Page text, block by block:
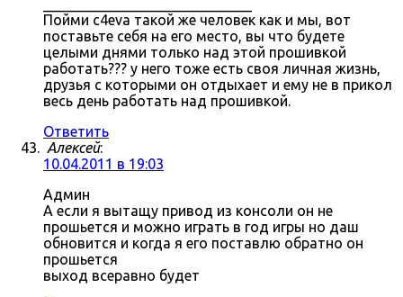
Пойми c4eva такой же человек как и мы, вот
поставьте себя на его место, вы что будете
целыми днями только над этой прошивкой
работать??? у него тоже есть своя личная жизнь,
друзья с которыми он отдыхает и ему не в прикол
весь день работать над прошивкой.
Ответить
Алексей:
10.04.2011 в 19:03
Админ
А если я вытащу привод из консоли он не
прошьется и можно играть в год игры но даш
обновится и когда я его поставлю обратно он
прошьется
выход всеравно будет